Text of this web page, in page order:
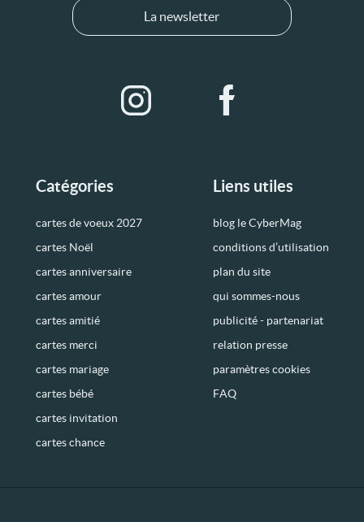
Catégories
cartes de voeux 2027
cartes Noël
cartes anniversaire
cartes amour
cartes amitié
cartes merci
cartes mariage
cartes bébé
cartes invitation
cartes chance
Liens utiles
blog le CyberMag
conditions d’utilisation
plan du site
qui sommes-nous
publicité - partenariat
relation presse
paramètres cookies
FAQ
La newsletter